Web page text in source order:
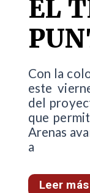
EL
Con la
este
del
que
Arenas
a
Leer más